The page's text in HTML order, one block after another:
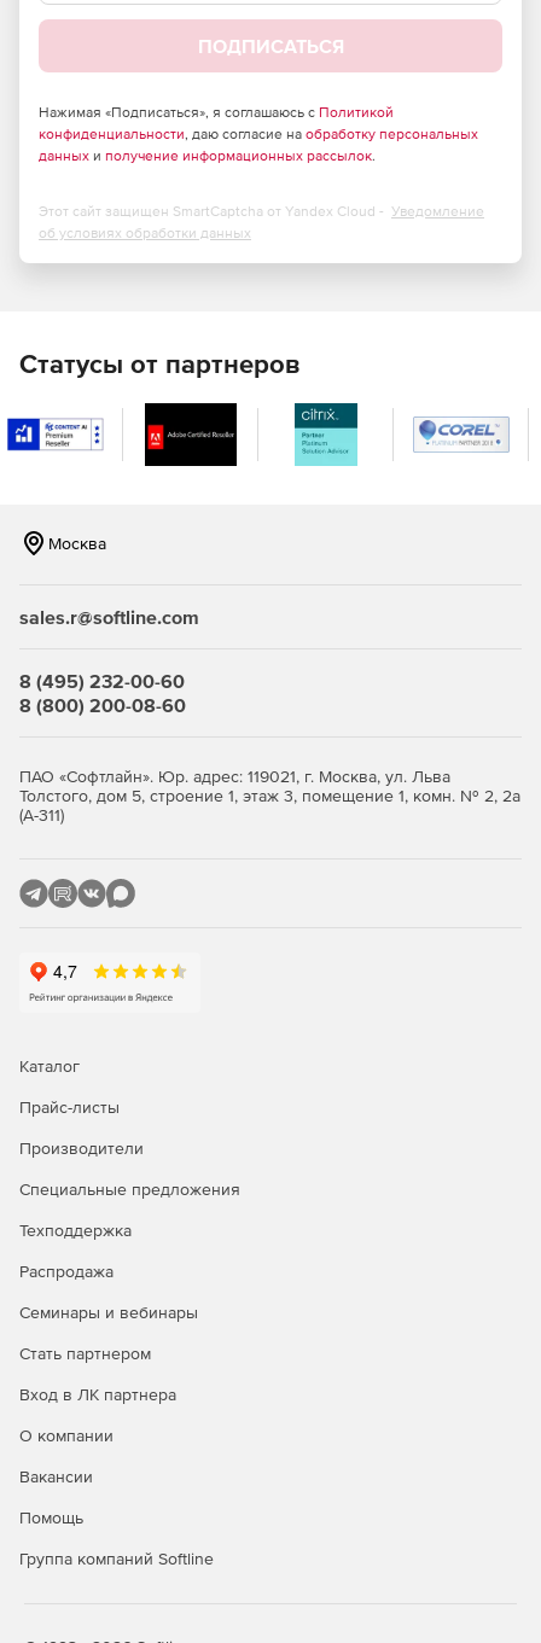
файловые вложения и прикрепленный контент отдельно
от почтовых папок. Другая опция позволяет сохранять
можете извлекать имена и почтовые адреса людей, с
которыми ведется переписка.
ПОДПИСАТЬСЯ
Нажимая «Подписаться», я соглашаюсь с Политикой
конфиденциальности, даю согласие на обработку персональных
данных и получение информационных рассылок.
Этот сайт защищен SmartCaptcha от Yandex Cloud - Уведомление
об условиях обработки данных
Статусы от партнеров
Москва
sales.r@softline.com
8 (495) 232-00-60
8 (800) 200-08-60
ПАО «Софтлайн». Юр. адрес: 119021, г. Москва, ул. Льва
Толстого, дом 5, строение 1, этаж 3, помещение 1, комн. № 2, 2а
(А-311)
Каталог
Прайс-листы
Производители
Специальные предложения
Техподдержка
Распродажа
Семинары и вебинары
Стать партнером
Вход в ЛК партнера
О компании
Вакансии
Помощь
Группа компаний Softline